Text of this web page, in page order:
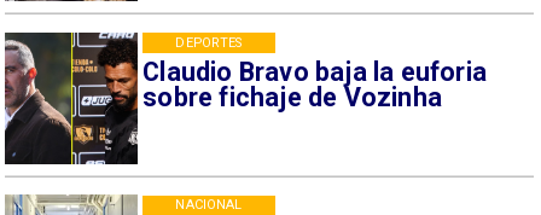
Claudio Bravo baja la euforia
sobre fichaje de Vozinha
DEPORTES
NACIONAL